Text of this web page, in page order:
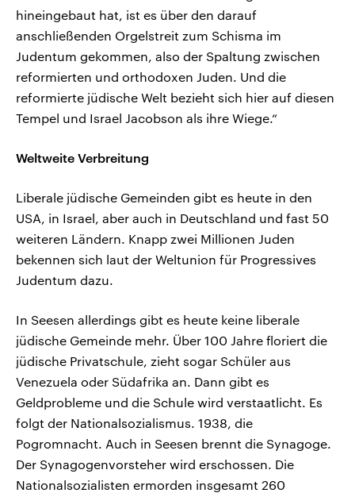
hineingebaut hat, ist es über den darauf
anschließenden Orgelstreit zum Schisma im
Judentum gekommen, also der Spaltung zwischen
reformierten und orthodoxen Juden. Und die
reformierte jüdische Welt bezieht sich hier auf diesen
Tempel und Israel Jacobson als ihre Wiege.“
Weltweite Verbreitung
Liberale jüdische Gemeinden gibt es heute in den
USA, in Israel, aber auch in Deutschland und fast 50
weiteren Ländern. Knapp zwei Millionen Juden
bekennen sich laut der Weltunion für Progressives
Judentum dazu.
In Seesen allerdings gibt es heute keine liberale
jüdische Gemeinde mehr. Über 100 Jahre floriert die
jüdische Privatschule, zieht sogar Schüler aus
Venezuela oder Südafrika an. Dann gibt es
Geldprobleme und die Schule wird verstaatlicht. Es
folgt der Nationalsozialismus. 1938, die
Pogromnacht. Auch in Seesen brennt die Synagoge.
Der Synagogenvorsteher wird erschossen. Die
Nationalsozialisten ermorden insgesamt 260